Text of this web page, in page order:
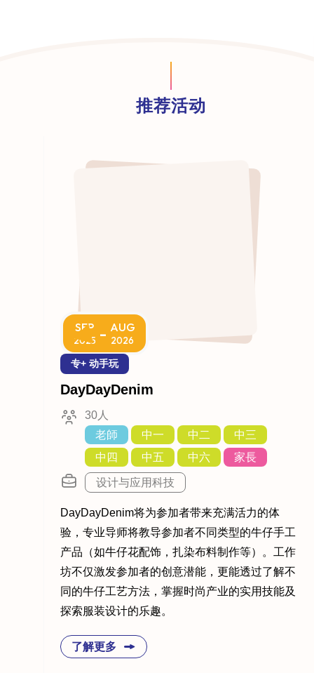
推荐活动
SEP
2025 - AUG
2026
专+ 动手玩
DayDayDenim
30人
老師
中一 中二
中三
中四
中五 中六 家長
设计与应用科技
DayDayDenim将为参加者带来充满活力的体
验，专业导师将教导参加者不同类型的牛仔手工
产品（如牛仔花配饰，扎染布料制作等）。工作
坊不仅激发参加者的创意潜能，更能透过了解不
同的牛仔工艺方法，掌握时尚产业的实用技能及
探索服装设计的乐趣。
了解更多